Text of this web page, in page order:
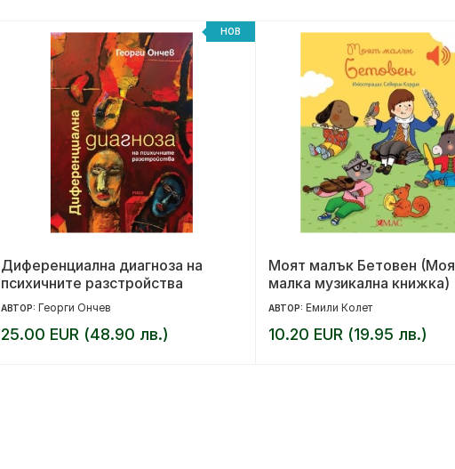
НОВ
Диференциална диагноза на
психичните разстройства
АВТОР: Георги Ончев
25.00 EUR (48.90 лв.)
Моят малък Бетовен
малка музикална книжка)
АВТОР: Емили Колет
10.20 EUR (19.95 лв.)